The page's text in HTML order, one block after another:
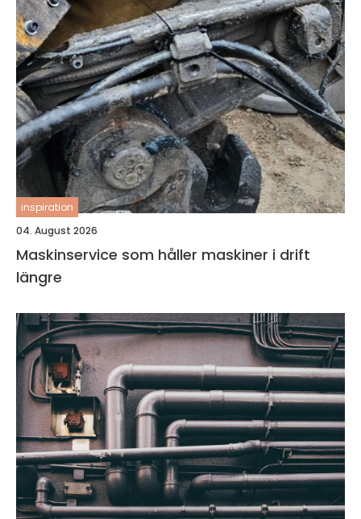
inspiration
04. August 2026
Maskinservice som håller maskiner i drift
längre